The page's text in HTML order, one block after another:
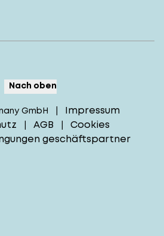
Nach oben
GmbH | Impressum
| AGB | Cookies
geschäftspartner